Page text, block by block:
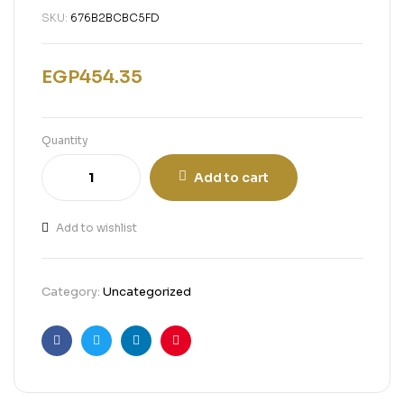
SKU: 676B2BCBC5FD
EGP454.35
Quantity
Add to cart
Add to wishlist
Category: Uncategorized
FacebookTwitterLinkedinPinterest